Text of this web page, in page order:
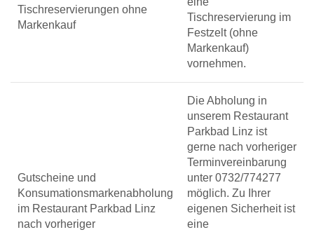
Tischreservierungen ohne
Markenkauf
Tischreservierung im
Festzelt (ohne
Markenkauf)
vornehmen.
Gutscheine und
Konsumationsmarkenabholung
im Restaurant Parkbad Linz
nach vorheriger
Die Abholung in
unserem Restaurant
Parkbad Linz ist
gerne nach vorheriger
Terminvereinbarung
unter 0732/774277
möglich. Zu Ihrer
eigenen Sicherheit ist
eine